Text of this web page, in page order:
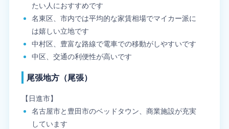
たい人におすすめです
名東区、市内では平均的な家賃相場でマイカー派に
は嬉しい立地です
中村区、豊富な路線で電車での移動がしやすいです
中区、交通の利便性が高いです
尾張地方（尾張）
【日進市】
名古屋市と豊田市のベッドタウン、商業施設が充実
しています